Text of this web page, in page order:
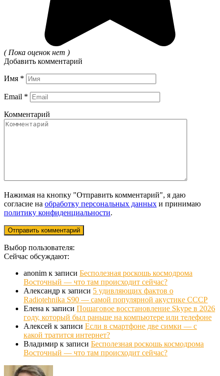
( Пока оценок нет )
Добавить комментарий
Имя *
Email *
Комментарий
Нажимая на кнопку "Отправить комментарий", я даю
согласие на обработку персональных данных и принимаю
политику конфиденциальности.
Выбор пользователя:
Сейчас обсуждают:
anonim к записи Бесполезная роскошь космодрома
Восточный — что там происходит сейчас?
Александр к записи 5 удивляющих фактов о
Radiotehnika S90 — самой популярной акустике СССР
Елена к записи Пошаговое восстановление Skype в 2026
году, который был раньше на компьютере или телефоне
Алексей к записи Если в смартфоне две симки — с
какой тратится интернет?
Владимир к записи Бесполезная роскошь космодрома
Восточный — что там происходит сейчас?